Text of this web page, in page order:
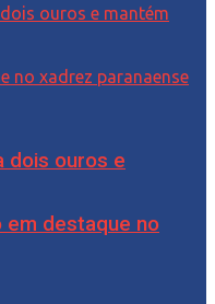
dois ouros e
em destaque no